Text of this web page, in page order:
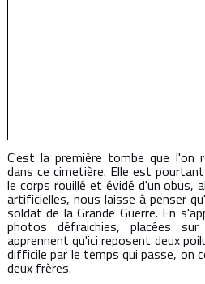
C'est la première tombe que l'on
dans ce cimetière. Elle est
le corps rouillé et évidé d'un obus,
artificielles, nous laisse à penser
soldat de la Grande Guerre. En
photos défraichies, placées
apprennent qu'ici reposent deux
difficile par le temps qui passe, on
deux frères.